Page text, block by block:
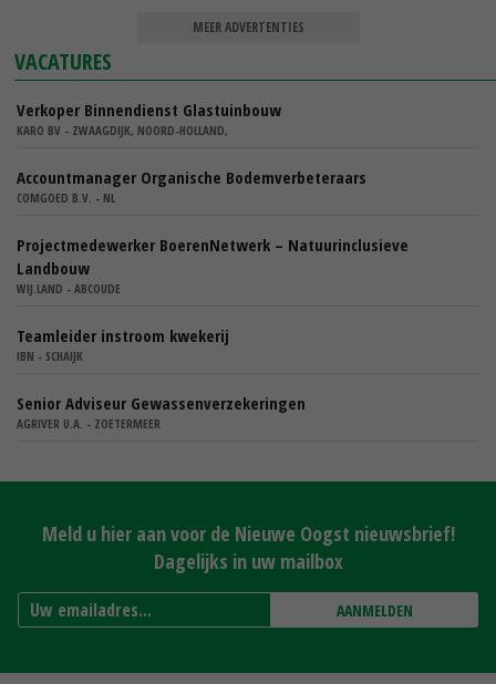
MEER ADVERTENTIES
VACATURES
Verkoper Binnendienst Glastuinbouw
KARO BV - ZWAAGDIJK, NOORD-HOLLAND,
Accountmanager Organische Bodemverbeteraars
COMGOED B.V. - NL
Projectmedewerker BoerenNetwerk – Natuurinclusieve
Landbouw
WIJ.LAND - ABCOUDE
Teamleider instroom kwekerij
IBN - SCHAIJK
Senior Adviseur Gewassenverzekeringen
AGRIVER U.A. - ZOETERMEER
Meld u hier aan voor de Nieuwe Oogst nieuwsbrief!
Dagelijks in uw mailbox
AANMELDEN